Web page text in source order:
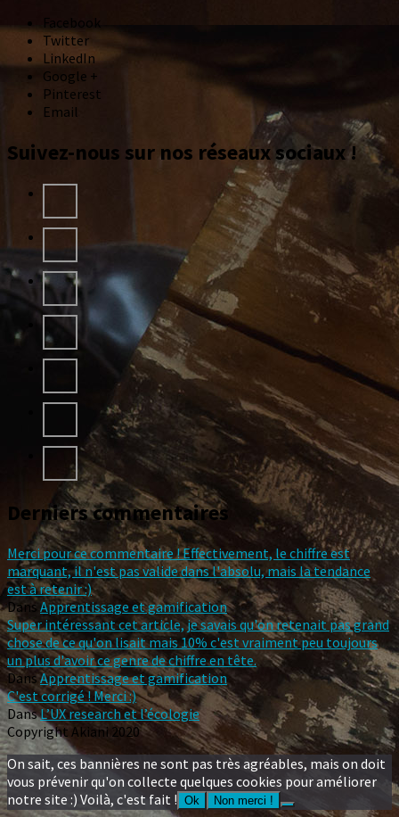
Facebook
Twitter
LinkedIn
Google +
Pinterest
Email
Suivez-nous sur nos réseaux sociaux !
Derniers commentaires
Merci pour ce commentaire ! Effectivement, le chiffre est
marquant, il n'est pas valide dans l'absolu, mais la tendance
est à retenir :)
DansApprentissage et gamification
Super intéressant cet article, je savais qu'on retenait pas grand
chose de ce qu'on lisait mais 10% c'est vraiment peu toujours
un plus d'avoir ce genre de chiffre en tête.
DansApprentissage et gamification
C'est corrigé ! Merci :)
DansL’UX research et l’écologie
Copyright Akiani 2020
On sait, ces bannières ne sont pas très agréables, mais on doit
vous prévenir qu'on collecte quelques cookies pour améliorer
notre site :) Voilà, c'est fait ! Ok Non merci !